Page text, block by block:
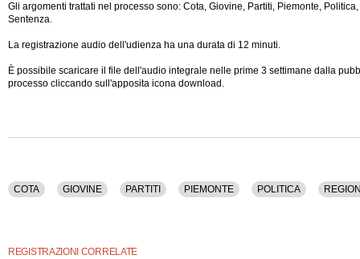
Gli argomenti trattati nel processo sono: Cota, Giovine, Partiti, Piemonte,
Sentenza.
La registrazione audio dell'udienza ha una durata di 12 minuti.
È possibile scaricare il file dell'audio integrale nelle prime 3 settimane dalla
processo cliccando sull'apposita icona download.
COTA GIOVINE PARTITI PIEMONTE POLITICA
REGISTRAZIONI CORRELATE